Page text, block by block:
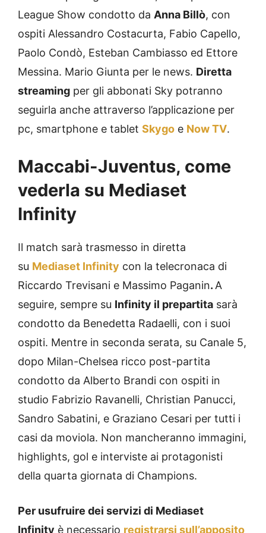
League Show condotto da Anna Billò, con
ospiti Alessandro Costacurta, Fabio Capello,
Paolo Condò, Esteban Cambiasso ed Ettore
Messina. Mario Giunta per le news. Diretta
streaming per gli abbonati Sky potranno
seguirla anche attraverso l’applicazione per
pc, smartphone e tablet Skygo e Now TV.
Maccabi-Juventus, come
vederla su Mediaset
Infinity
Il match sarà trasmesso in diretta
su Mediaset Infinity con la telecronaca di
Riccardo Trevisani e Massimo Paganin.A
seguire, sempre su Infinity il prepartita sarà
condotto da Benedetta Radaelli, con i suoi
ospiti. Mentre in seconda serata, su Canale 5,
dopo Milan-Chelsea ricco post-partita
condotto da Alberto Brandi con ospiti in
studio Fabrizio Ravanelli, Christian Panucci,
Sandro Sabatini, e Graziano Cesari per tutti i
casi da moviola. Non mancheranno immagini,
highlights, gol e interviste ai protagonisti
della quarta giornata di Champions.
Per usufruire dei servizi di Mediaset
Infinity è necessario registrarsi sull’apposito